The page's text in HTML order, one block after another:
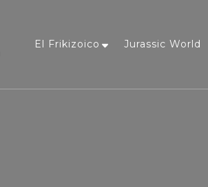
El Frikizoico Jurassic World